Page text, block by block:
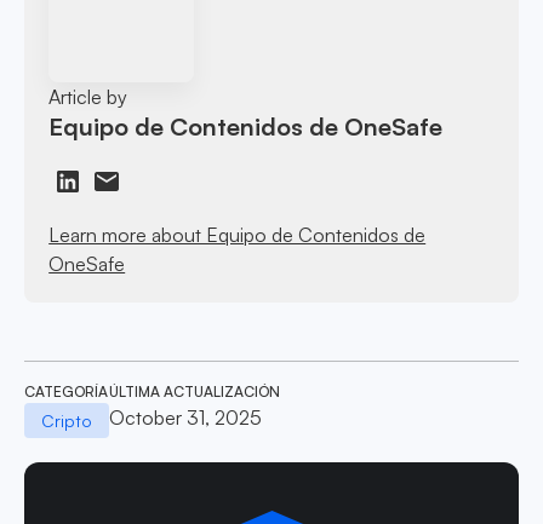
Article by
Equipo de Contenidos de OneSafe
Learn more about Equipo de Contenidos de
OneSafe
CATEGORÍA
Cripto
ÚLTIMA ACTUALIZACIÓN
October 31, 2025